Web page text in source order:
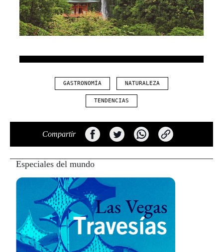
GASTRONOMÍA NATURALEZA
TENDENCIAS
Compartir
Especiales del mundo